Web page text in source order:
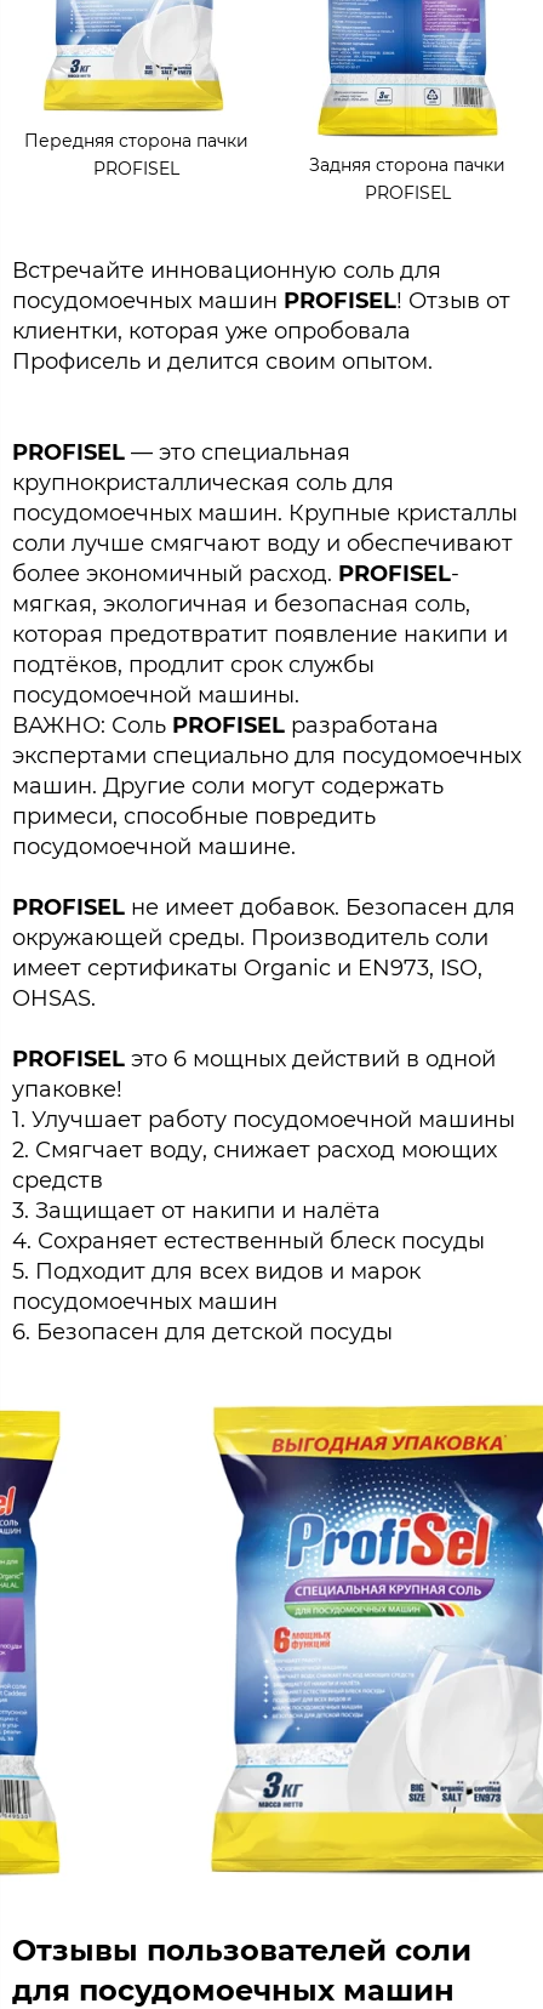
Передняя сторона пачки
PROFISEL
Задняя сторона пачки
PROFISEL
Встречайте инновационную соль для
посудомоечных машин PROFISEL! Отзыв от
клиентки, которая уже опробовала
Профисель и делится своим опытом.
PROFISEL — это специальная
крупнокристаллическая соль для
посудомоечных машин. Крупные кристаллы
соли лучше смягчают воду и обеспечивают
более экономичный расход. PROFISEL-
мягкая, экологичная и безопасная соль,
которая предотвратит появление накипи и
подтёков, продлит срок службы
посудомоечной машины.
ВАЖНО: Соль PROFISEL разработана
экспертами специально для посудомоечных
машин. Другие соли могут содержать
примеси, способные повредить
посудомоечной машине.
PROFISEL не имеет добавок. Безопасен для
окружающей среды. Производитель соли
имеет сертификаты Organic и EN973, ISO,
OHSAS.
PROFISEL это 6 мощных действий в одной
упаковке!
1. Улучшает работу посудомоечной машины
2. Смягчает воду, снижает расход моющих
средств
3. Защищает от накипи и налёта
4. Сохраняет естественный блеск посуды
5. Подходит для всех видов и марок
посудомоечных машин
6. Безопасен для детской посуды
Отзывы пользователей соли
для посудомоечных машин